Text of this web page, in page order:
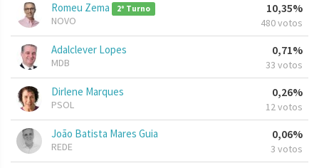
Romeu Zema 2º Turno
NOVO
10,35%
480 votos
Adalclever Lopes
MDB
0,71%
33 votos
Dirlene Marques
PSOL
0,26%
12 votos
João Batista Mares Guia
REDE
0,06%
3 votos